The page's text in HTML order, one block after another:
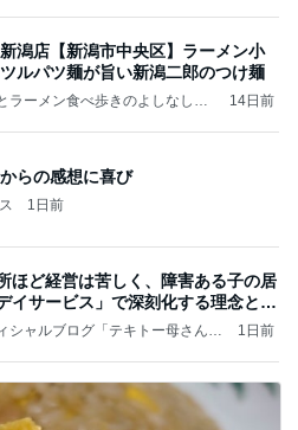
潟店【新潟市中央区】ラーメン小
ルパツ麺が旨い新潟二郎のつけ麺
ラーメン食べ歩きのよしなしご
14日前
らの感想に喜び
1日前
ほど経営は苦しく、障害ある子の居
イサービス」で深刻化する理念と現
シャルブログ「テキトー母さんの
1日前